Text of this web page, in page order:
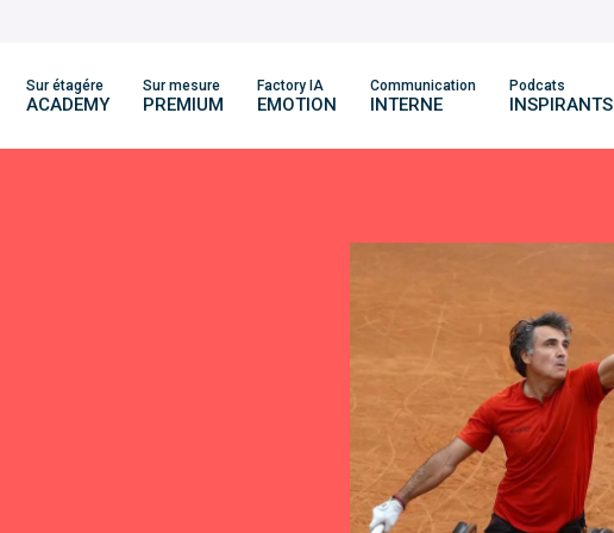
Sur étagére
ACADEMY
Sur mesure
PREMIUM
Factory IA
EMOTION
Communication
INTERNE
Podcats
INSPIRANTS